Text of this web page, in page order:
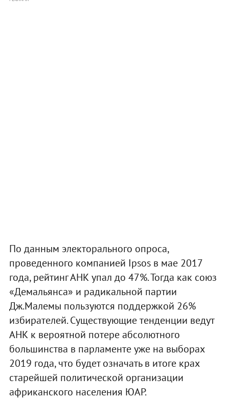
По данным электорального опроса,
проведенного компанией Ipsos в мае 2017
года, рейтинг АНК упал до 47%. Тогда как союз
«Демальянса» и радикальной партии
Дж.Малемы пользуются поддержкой 26%
избирателей. Существующие тенденции ведут
АНК к вероятной потере абсолютного
большинства в парламенте уже на выборах
2019 года, что будет означать в итоге крах
старейшей политической организации
африканского населения ЮАР.